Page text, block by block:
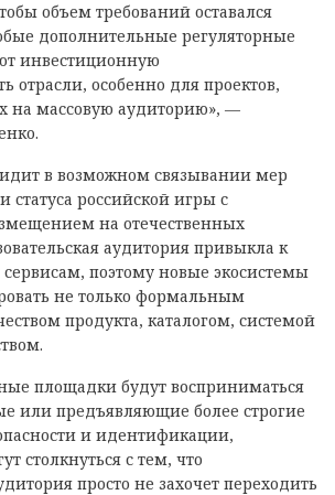
объем требований оставался
дополнительные регуляторные
инвестиционную
отрасли, особенно для проектов,
на массовую аудиторию», —
в возможном связывании мер
статуса российской игры с
на отечественных
аудитория привыкла к
поэтому новые экосистемы
не только формальным
продукта, каталогом, системой
площадки будут восприниматься
или предъявляющие более строгие
и идентификации,
столкнуться с тем, что
просто не захочет переходить